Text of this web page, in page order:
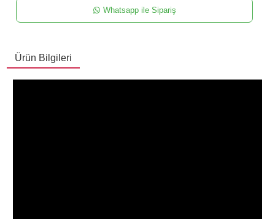
Whatsapp ile Sipariş
Ürün Bilgileri